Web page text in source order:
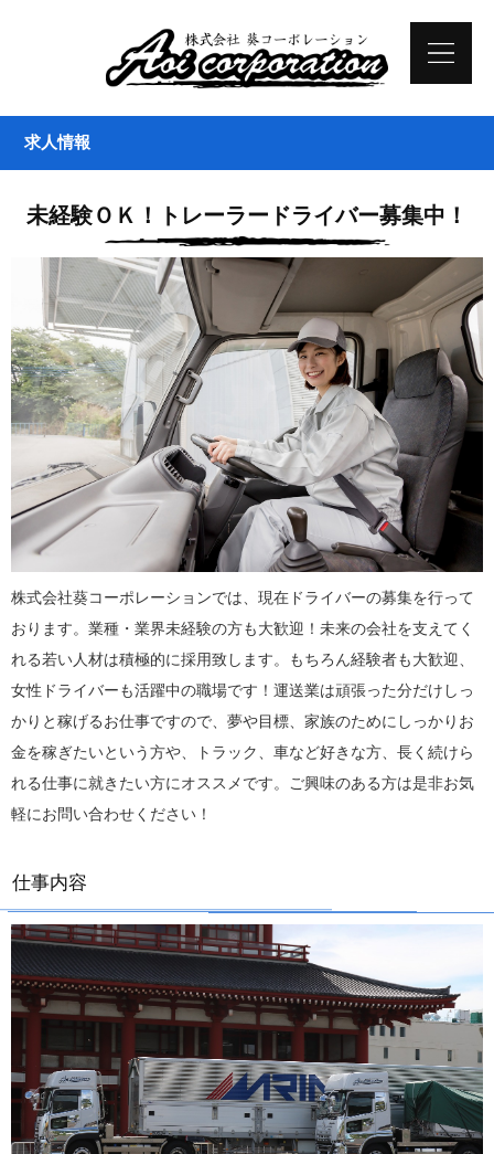
求人情報
未経験ＯＫ！トレーラードライバー募集中！
株式会社葵コーポレーションでは、現在ドライバーの募集を行って
おります。業種・業界未経験の方も大歓迎！未来の会社を支えてく
れる若い人材は積極的に採用致します。もちろん経験者も大歓迎、
女性ドライバーも活躍中の職場です！運送業は頑張った分だけしっ
かりと稼げるお仕事ですので、夢や目標、家族のためにしっかりお
金を稼ぎたいという方や、トラック、車など好きな方、長く続けら
れる仕事に就きたい方にオススメです。ご興味のある方は是非お気
軽にお問い合わせください！
仕事内容